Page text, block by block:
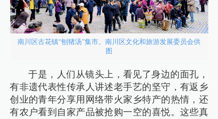
南川区古花镇“刨猪汤”集市。南川区文化和旅游发展委员会供
图
于是，人们从镜头上，看见了身边的面孔，
有非遗代表性传承人讲述老手艺的坚守，有返乡
创业的青年分享用网络带火家乡特产的热情，还
有农户看到自家产品被抢购一空的喜悦。这些真